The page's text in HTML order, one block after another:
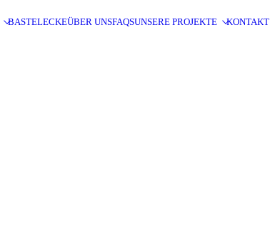
BASTELECKEÜBER UNSFAQSUNSERE PROJEKTE KONTAKT